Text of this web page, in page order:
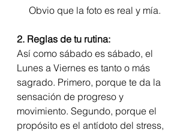
Obvio que la foto es real y mía.
2. Reglas de tu rutina:
Así como sábado es sábado, el
Lunes a Viernes es tanto o más
sagrado. Primero, porque te da la
sensación de progreso y
movimiento. Segundo, porque el
propósito es el antídoto del stress,